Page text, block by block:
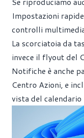
Impostazioni
controlli
La scorciatoia da
invece il flyout del
Notifiche è anche
Centro Azioni, e
vista del